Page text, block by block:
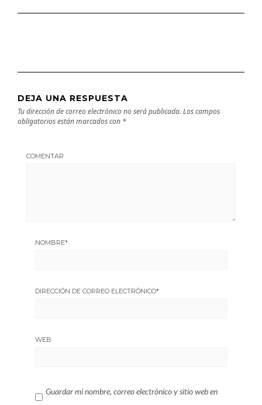
DEJA UNA RESPUESTA
Tu dirección de correo electrónico no será publicada. Los campos
obligatorios están marcados con *
COMENTAR
NOMBRE*
DIRECCIÓN DE CORREO ELECTRÓNICO*
WEB
Guardar mi nombre, correo electrónico y sitio web en